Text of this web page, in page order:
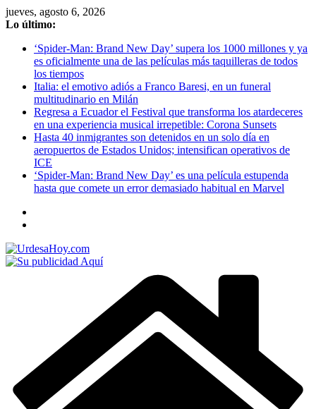
Saltar
al
jueves, agosto 6, 2026
Lo último:
‘Spider-Man: Brand New Day’ supera los 1000 millones y ya
es oficialmente una de las películas más taquilleras de todos
los tiempos
Italia: el emotivo adiós a Franco Baresi, en un funeral
multitudinario en Milán
Regresa a Ecuador el Festival que transforma los atardeceres
en una experiencia musical irrepetible: Corona Sunsets
Hasta 40 inmigrantes son detenidos en un solo día en
aeropuertos de Estados Unidos; intensifican operativos de
ICE
‘Spider-Man: Brand New Day’ es una película estupenda
hasta que comete un error demasiado habitual en Marvel